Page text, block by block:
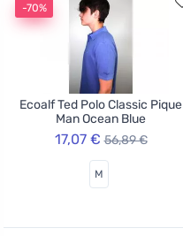
-70%
Ecoalf Ted Polo Classic Pique
Man Ocean Blue
17,07 € 56,89 €
M